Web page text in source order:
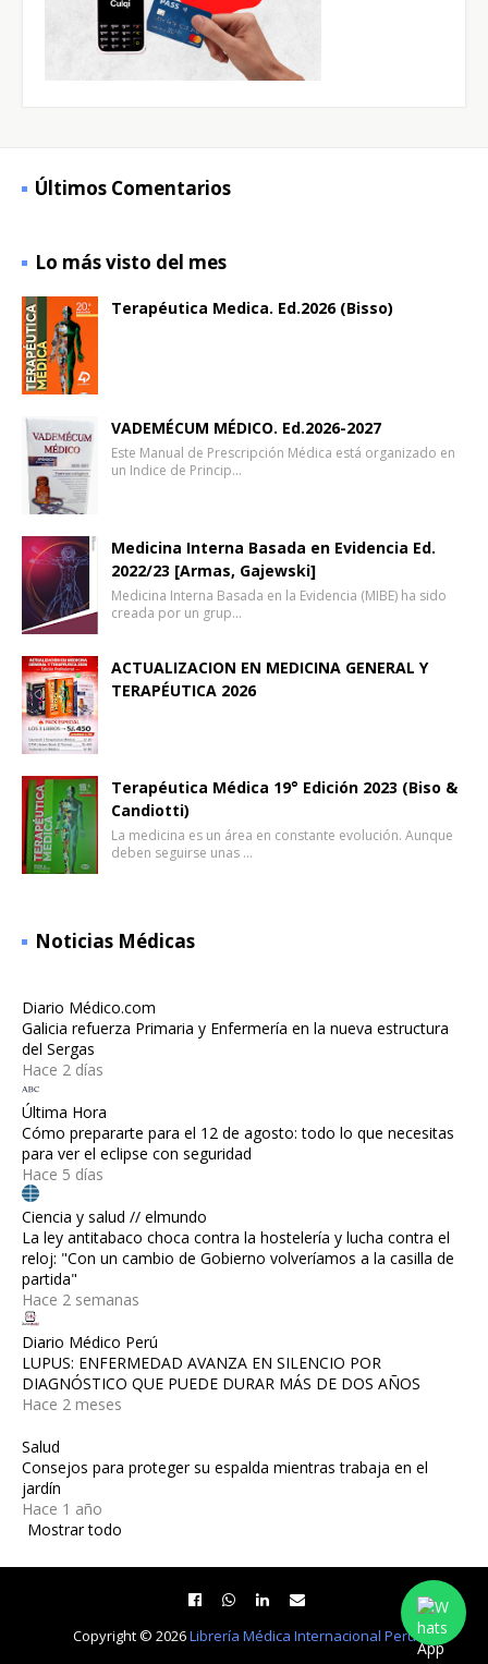
Últimos Comentarios
Lo más visto del mes
Terapéutica Medica. Ed.2026 (Bisso)
VADEMÉCUM MÉDICO. Ed.2026-2027
Este Manual de Prescripción Médica está organizado en
un Indice de Princip…
Medicina Interna Basada en Evidencia Ed.
2022/23 [Armas, Gajewski]
Medicina Interna Basada en la Evidencia (MIBE) ha sido
creada por un grup…
ACTUALIZACION EN MEDICINA GENERAL Y
TERAPÉUTICA 2026
Terapéutica Médica 19° Edición 2023 (Biso &
Candiotti)
La medicina es un área en constante evolución. Aunque
deben seguirse unas …
Noticias Médicas
Diario Médico.com
Galicia refuerza Primaria y Enfermería en la nueva estructura
del Sergas
Hace 2 días
Última Hora
Cómo prepararte para el 12 de agosto: todo lo que necesitas
para ver el eclipse con seguridad
Hace 5 días
Ciencia y salud // elmundo
La ley antitabaco choca contra la hostelería y lucha contra el
reloj: "Con un cambio de Gobierno volveríamos a la casilla de
partida"
Hace 2 semanas
Diario Médico Perú
LUPUS: ENFERMEDAD AVANZA EN SILENCIO POR
DIAGNÓSTICO QUE PUEDE DURAR MÁS DE DOS AÑOS
Hace 2 meses
Salud
Consejos para proteger su espalda mientras trabaja en el
jardín
Hace 1 año
Mostrar todo
Copyright © 2026Librería Médica Internacional Perú